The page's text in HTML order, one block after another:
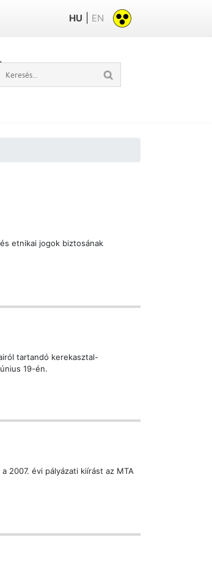
HU EN
etnikai jogok biztosának
tartandó kerekasztal-
19-én.
2007. évi pályázati kiírást az MTA